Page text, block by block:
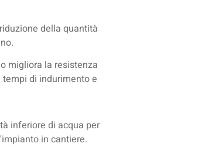
della quantità
migliora la resistenza
di indurimento e
inferiore di acqua per
in cantiere.